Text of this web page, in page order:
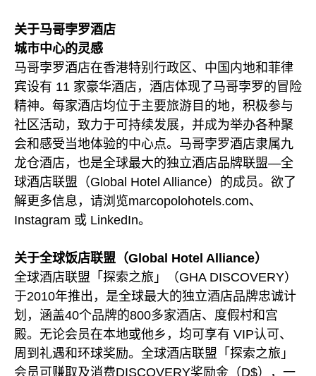
关于马哥孛罗酒店
城市中心的灵感
马哥孛罗酒店在香港特别行政区、中国内地和菲律
宾设有 11 家豪华酒店，酒店体现了马哥孛罗的冒险
精神。每家酒店均位于主要旅游目的地，积极参与
社区活动，致力于可持续发展，并成为举办各种聚
会和感受当地体验的中心点。马哥孛罗酒店隶属九
龙仓酒店，也是全球最大的独立酒店品牌联盟—全
球酒店联盟（Global Hotel Alliance）的成员。欲了
解更多信息，请浏览marcopolohotels.com、
Instagram 或 LinkedIn。
关于全球饭店联盟（Global Hotel Alliance）
全球酒店联盟「探索之旅」（GHA DISCOVERY）
于2010年推出，是全球最大的独立酒店品牌忠诚计
划，涵盖40个品牌的800多家酒店、度假村和宫
殿。无论会员在本地或他乡，均可享有 VIP认可、
周到礼遇和环球奖励。全球酒店联盟「探索之旅」
会员可赚取及消费DISCOVERY奖励金（D$），一